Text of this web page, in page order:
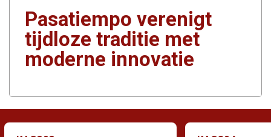
Pasatiempo verenigt
tijdloze traditie met
moderne innovatie